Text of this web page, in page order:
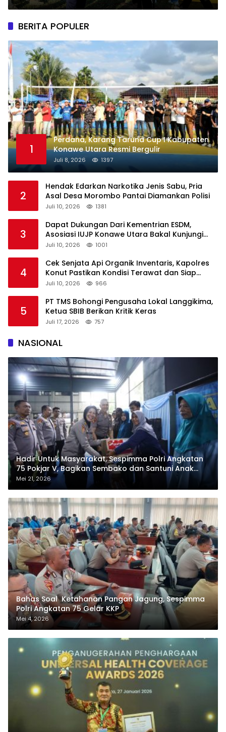
Tournament Futsal Bahari Cup IV
BERITA POPULER
1
Perdana, Karang Taruna Cup I Kabupaten
Konawe Utara Resmi Bergulir
Juli 8, 2026 1397
2
Hendak Edarkan Narkotika Jenis Sabu, Pria
Asal Desa Morombo Pantai Diamankan Polisi
Juli 10, 2026 1381
3
Dapat Dukungan Dari Kementrian ESDM,
Asosiasi IUJP Konawe Utara Bakal Kunjungi
Pemegang IUP di Konut
Juli 10, 2026 1001
4
Cek Senjata Api Organik Inventaris, Kapolres
Konut Pastikan Kondisi Terawat dan Siap
Digunakan
Juli 10, 2026 966
5
PT TMS Bohongi Pengusaha Lokal Langgikima,
Ketua SBIB Berikan Kritik Keras
Juli 17, 2026 757
NASIONAL
Hadir Untuk Masyarakat, Sespimma Polri Angkatan
75 Pokjar V, Bagikan Sembako dan Santuni Anak
Yatim
Mei 21, 2026
Bahas Soal Ketahanan Pangan Jagung, Sespimma
Polri Angkatan 75 Gelar KKP
Mei 4, 2026